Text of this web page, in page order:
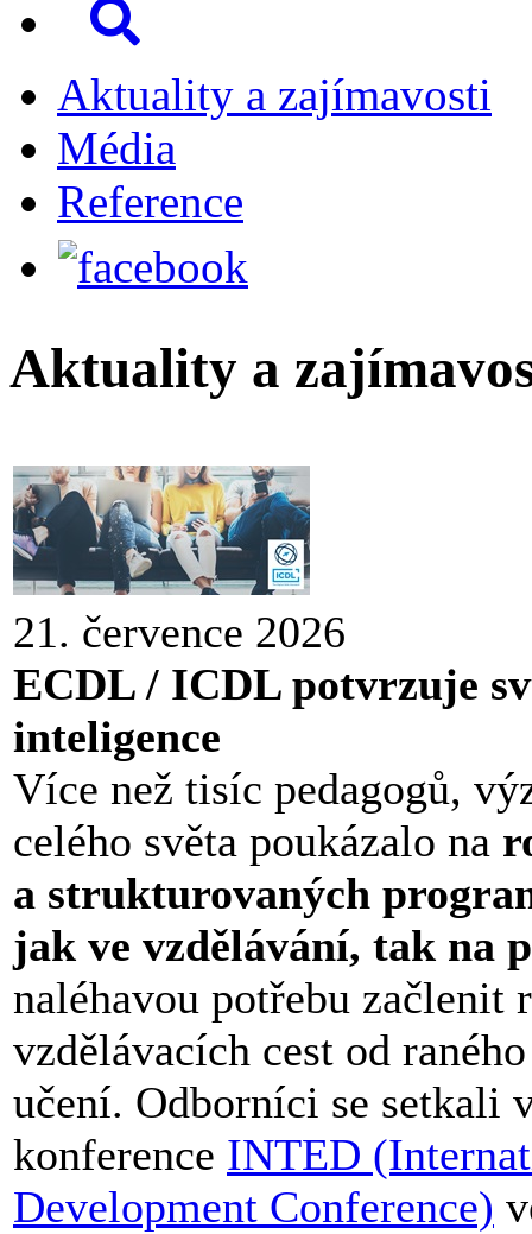
Aktuality a zajímavosti
Média
Reference
Aktuality a
21. července 2026
ECDL / ICDL potvrzuje
inteligence
Více než tisíc pedagogů,
celého světa poukázalo na
a strukturovaných
jak ve vzdělávání, tak na
naléhavou potřebu
vzdělávacích cest od
učení. Odborníci se setkali
konference INTED
Development Conference)